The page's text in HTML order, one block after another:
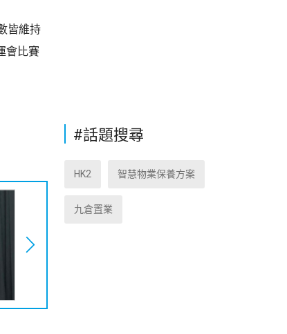
皆維持
會比賽
#話題搜尋
HK2 智慧物業保養方案
九倉置業